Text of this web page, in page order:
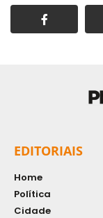
EDITORIAIS
Home
Política
Cidade